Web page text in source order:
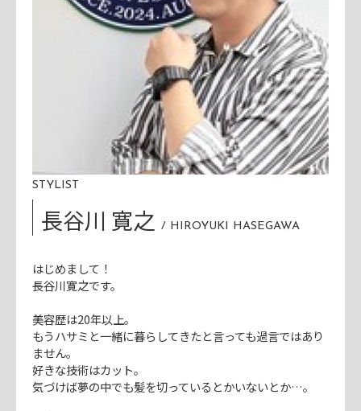
STYLIST
長谷川 寛之 HIROYUKI HASEGAWA
はじめまして！
長谷川寛之です。
美容歴は20年以上。
もうハサミと一緒に暮らしてきたと言っても過言ではあり
ません。
好きな技術はカット。
気づけば夢の中でも髪を切っているとかいないとか…。